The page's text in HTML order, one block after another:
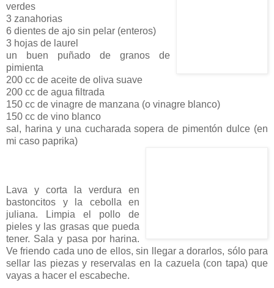
verdes
3 zanahorias
6 dientes de ajo sin pelar (enteros)
3 hojas de laurel
un buen puñado de granos de
pimienta
200 cc de aceite de oliva suave
200 cc de agua filtrada
150 cc de vinagre de manzana (o vinagre blanco)
150 cc de vino blanco
sal, harina y una cucharada sopera de pimentón dulce (en
mi caso paprika)
Lava y corta la verdura en
bastoncitos y la cebolla en
juliana. Limpia el pollo de
pieles y las grasas que pueda
tener. Sala y pasa por harina.
Ve friendo cada uno de ellos, sin llegar a dorarlos, sólo para
sellar las piezas y reservalas en la cazuela (con tapa) que
vayas a hacer el escabeche.